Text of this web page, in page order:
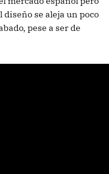
se aleja un poco
pese a ser de